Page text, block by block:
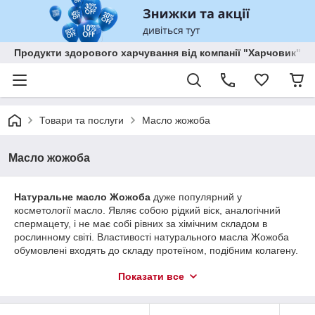
Продукти здорового харчування від компанії "Харчовик"
Товари та послуги Масло жожоба
Масло жожоба
Натуральне масло Жожоба дуже популярний у
косметології масло. Являє собою рідкий віск, аналогічний
спермацету, і не має собі рівних за хімічним складом в
рослинному світі. Властивості натурального масла Жожоба
обумовлені входять до складу протеїном, подібним колагену.
використовується у виробництві косметичних засобів. Воно
псоріазі, нейродерміті. Корисна як для сухої, так і для жирної
Показати все